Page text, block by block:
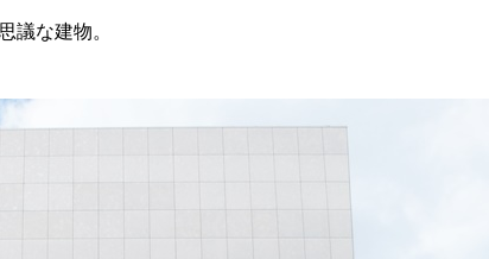
な建物。